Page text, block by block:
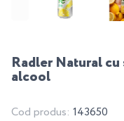
Radler Natural
alcool
Cod produs: 143650